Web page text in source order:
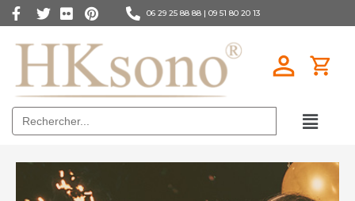
06 29 25 88 88 | 09 51 80 20 13
Search
for: